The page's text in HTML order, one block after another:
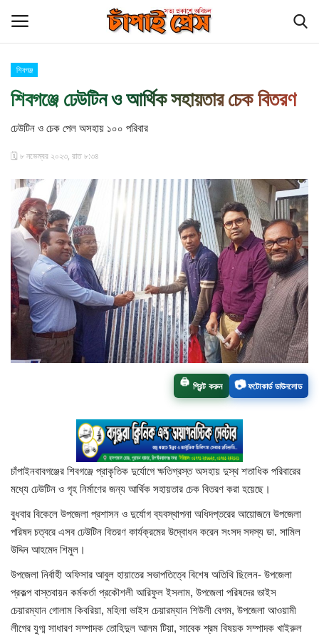
হোম
বিনোদন
চাঁপাই প্রেস পরিবার
কুমিল্লা
চাঁপাইনবাবগঞ্জ সীমান্ত
আমাদের সম্পর্কে
চাঁপাইনবাবগঞ্জ সদর
গোমস্তাপুর
ভোলাহাট
রংপুর
শিবগঞ্জ
শিবগঞ্জে ঢেউটিন ও আর্থিক সহায়তার চেক বিতরণ
ঢেউটিন ও চেক পেল অসহায় ১০০ পরিবার
🗓️ ৮ নভেম্বর ২০২৩, রাত ৮:৩৪
🖨️ প্রিন্ট করুন 📷 ফটোকার্ড ডাউনলোড
চাঁপাইনবাবগঞ্জের শিবগঞ্জে প্রাকৃতিক দুর্যোগে ক্ষতিগ্রস্ত অসহায় দুস্থ শতাধিক পরিবারের
মধ্যে ঢেউটিন ও গৃহ নির্মাণের জন্য আর্থিক সহায়তার চেক বিতরণ করা হয়েছে।
বুধবার বিকেলে উপজেলা প্রশাসন ও দুর্যোগ ব্যবস্থাপনা অধিদপ্তরের আয়োজনে উপজেলা
পরিষদ চত্বরে এসব ঢেউটিন বিতরণ কার্যক্রমের উদ্বোধন করেন সংসদ সদস্য ডা. সামিল
উদ্দিন আহমেদ শিমুল।
উপজেলা নির্বাহী অফিসার আবুল হায়াতের সভাপতিত্বে বিশেষ অতিথি ছিলেন- উপজেলা
প্রকল্প বাস্তবায়ন কর্মকর্তা প্রকৌশলী আরিফুল ইসলাম, উপজেলা পরিষদের ভাইস
চেয়ারম্যান গোলাম কিবরিয়া, মহিলা ভাইস চেয়ারম্যান শিউলী বেগম, উপজেলা আওয়ামী
লীগের যুগ্ম সাধারণ সম্পাদক তোহিদুল আলম টিয়া, সাবেক শ্রম বিষয়ক সম্পাদক খাইরুল